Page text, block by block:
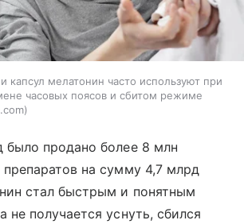
капсул мелатонин часто используют при
часовых поясов и сбитом режиме
было продано более 8 млн
препаратов на сумму 4,7 млрд
стал быстрым и понятным
не получается уснуть, сбился